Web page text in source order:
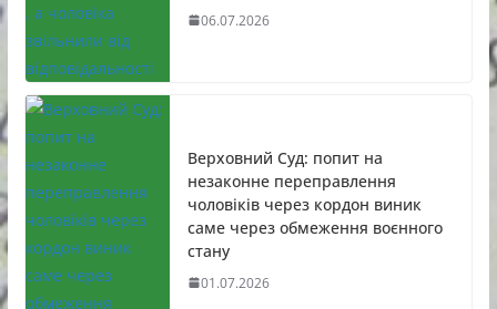
06.07.2026
Верховний Суд: попит на
незаконне переправлення
чоловіків через кордон виник
саме через обмеження воєнного
стану
01.07.2026